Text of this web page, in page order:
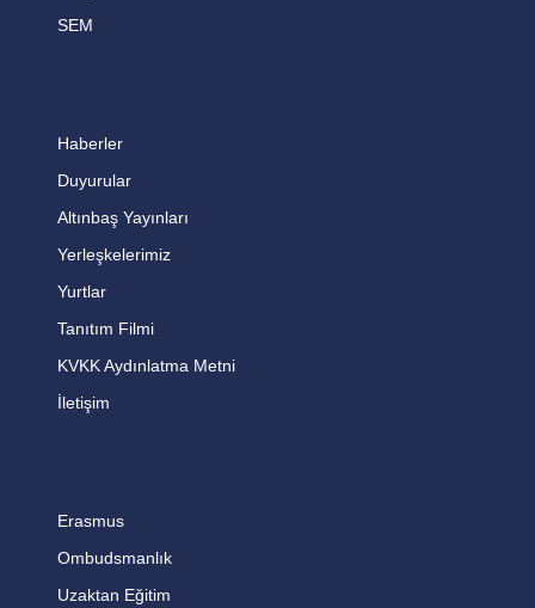
SEM
Haberler
Duyurular
Altınbaş Yayınları
Yerleşkelerimiz
Yurtlar
Tanıtım Filmi
KVKK Aydınlatma Metni
İletişim
Erasmus
Ombudsmanlık
Uzaktan Eğitim